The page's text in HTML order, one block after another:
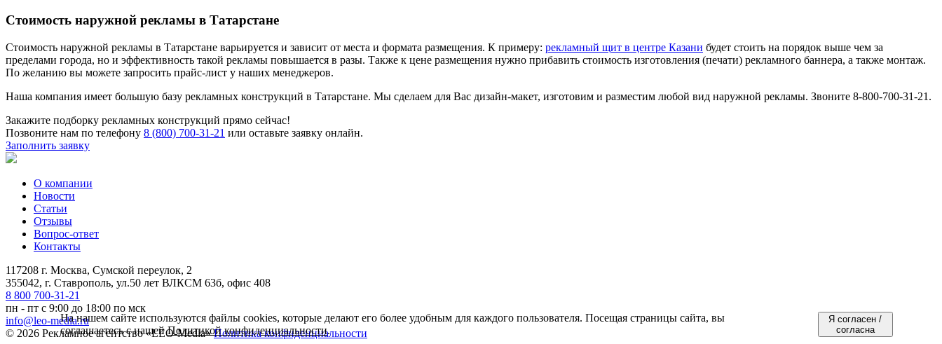
Стоимость наружной рекламы в Татарстане
Стоимость наружной рекламы в Татарстане варьируется и зависит от места и формата размещения. К примеру: рекламный щит в центре Казани будет стоить на порядок выше чем за
пределами города, но и эффективность такой рекламы повышается в разы. Также к цене размещения нужно прибавить стоимость изготовления (печати) рекламного баннера, а также монтаж.
По желанию вы можете запросить прайс-лист у наших менеджеров.
Наша компания имеет большую базу рекламных конструкций в Татарстане. Мы сделаем для Вас дизайн-макет, изготовим и разместим любой вид наружной рекламы. Звоните 8-800-700-31-21.
Закажите подборку рекламных конструкций прямо сейчас!
Позвоните нам по телефону 8 (800) 700-31-21 или оставьте заявку онлайн.
Заполнить заявку
О компании
Новости
Статьи
Отзывы
Вопрос-ответ
Контакты
117208 г. Москва, Сумской переулок, 2
355042, г. Ставрополь, ул.50 лет ВЛКСМ 63б, офис 408
8 800 700-31-21
пн - пт с 9:00 до 18:00 по мск
info@leo-media.ru
© 2026 Рекламное агентство «LEO-Media»Политика конфиденциальности
На нашем сайте используются файлы cookies, которые делают его более удобным для каждого пользователя. Посещая страницы сайта, вы
соглашаетесь с нашейПолитикой конфиденциальности.
Я согласен /
согласна